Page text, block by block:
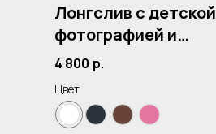
Лонгслив с детской
фотографией и
отчеством
4 800 р.
Цвет